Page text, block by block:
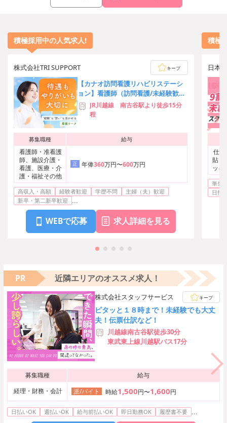
積極採用中の人気求人!
株式会社TRI SUPPORT キープ
【カナオ訪問看護リハビリステーシ
ョン】看護師（訪問看護/未経験歓
迎）JR川越線 南古谷駅より徒歩15分
程
募集職種 給与
看護師・准看護
師、施設介護・
看護、医療・介
護・福祉その他
正 年俸360万円〜600万円
高収入・高額 経験者歓迎 学歴不問
主婦（夫）歓迎
新卒・第二新卒歓迎
...
WEBで応募 求人詳細を見る
積極
日本
仕分
貼り
ッキ
単発
日払
PR 近隣エリアのオススメ求人！
株式会社スタッフサービス キープ
ピタッと１８時まで！未経験でも大丈
夫！伝票仕訳など！
川越線南古谷駅徒歩30分
東武東上線川越駅バス17分
募集職種
給与
経理・財務・会計
派/バイト 時給1,500円〜1,600円
日払いOK 週払いOK 給与前払いOK 即日勤務OK 履歴書不要 ...